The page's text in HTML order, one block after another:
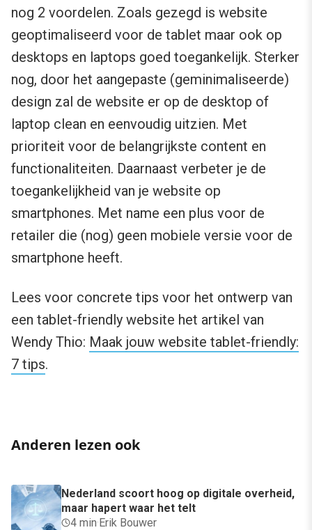
nog 2 voordelen. Zoals gezegd is website
geoptimaliseerd voor de tablet maar ook op
desktops en laptops goed toegankelijk. Sterker
nog, door het aangepaste (geminimaliseerde)
design zal de website er op de desktop of
laptop clean en eenvoudig uitzien. Met
prioriteit voor de belangrijkste content en
functionaliteiten. Daarnaast verbeter je de
toegankelijkheid van je website op
smartphones. Met name een plus voor de
retailer die (nog) geen mobiele versie voor de
smartphone heeft.
Lees voor concrete tips voor het ontwerp van
een tablet-friendly website het artikel van
Wendy Thio: Maak jouw website tablet-friendly:
7 tips.
Anderen lezen ook
Nederland scoort hoog op digitale overheid,
maar hapert waar het telt
4 min·Erik Bouwer